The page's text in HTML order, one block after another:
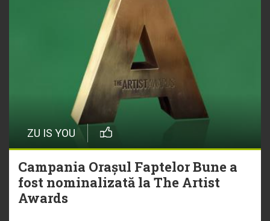
ZU IS YOU
Campania Orașul Faptelor Bune a
fost nominalizată la The Artist
Awards